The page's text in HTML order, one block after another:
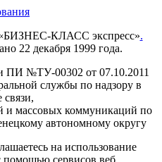
КЛАСС экспресс».
22 декабря 1999 года.
ПИ №ТУ-00302 от 07.10.2011
службы по надзору в
связи,
и массовых коммуникаций по
автономному округу
на использование